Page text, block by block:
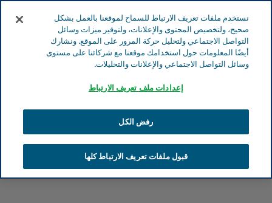
انتقل إلى المحتوى الرئيسي
نستخدم ملفات تعريف الارتباط للسماح لموقعنا بالعمل بشكل
صحيح، ولتخصيص المحتوى والإعلانات، ولتوفير ميزات وسائل
التواصل الاجتماعي ولتحليل حركة المرور على الموقع. ونشارك
أيضًا المعلومات حول استخدامك موقعنا مع شركائنا على مستوى
وسائل التواصل الاجتماعي والإعلانات والتحليلات.
إعدادات ملف تعريف الارتباط
رفض الكل
قبول ملفات تعريف الارتباط كلها